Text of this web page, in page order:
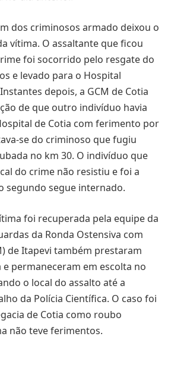
dos criminosos armado deixou o
vítima. O assaltante que ficou
foi socorrido pelo resgate do
e levado para o Hospital
depois, a GCM de Cotia
de que outro indivíduo havia
de Cotia com ferimento por
se do criminoso que fugiu
no km 30. O indivíduo que
do crime não resistiu e foi a
segundo segue internado.
foi recuperada pela equipe da
da Ronda Ostensiva com
de Itapevi também prestaram
permaneceram em escolta no
o local do assalto até a
da Polícia Científica. O caso foi
de Cotia como roubo
não teve ferimentos.